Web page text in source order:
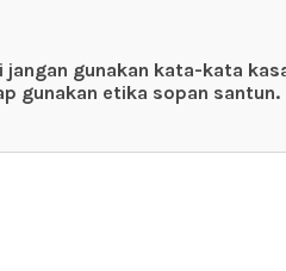
gunakan kata-kata
gunakan etika sopan santun.